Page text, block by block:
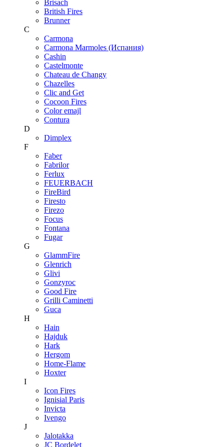
Brisach
British Fires
Brunner
C
Carmona
Carmona Marmoles (Испания)
Cashin
Castelmonte
Chateau de Changy
Chazelles
Clic and Get
Cocoon Fires
Color emajl
Contura
D
Dimplex
F
Faber
Fabrilor
Ferlux
FEUERBACH
FireBird
Firesto
Firezo
Focus
Fontana
Fugar
G
GlammFire
Glenrich
Glivi
Gonzyroc
Good Fire
Grilli Caminetti
Guca
H
Hain
Hajduk
Hark
Hergom
Home-Flame
Hoxter
I
Icon Fires
Ignisial Paris
Invicta
Ivengo
J
Jalotakka
JC Bordelet